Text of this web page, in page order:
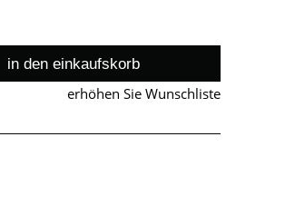
in den einkaufskorb
erhöhen Sie Wunschliste